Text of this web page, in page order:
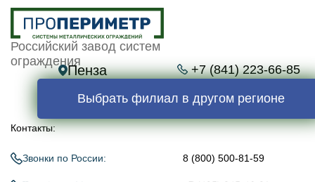
Российский завод систем
ограждения
Пенза +7 (841) 223-66-85
Выбрать филиал в другом регионе
Контакты:
Звонки по России: 8 (800) 500-81-59